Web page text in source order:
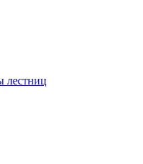
лестниц